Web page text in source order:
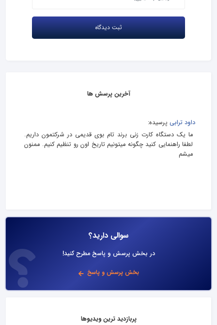
آخرین پرسش ها
داود ترابی پرسیده:
ما یک دستگاه کارت زنی برند تام بوی قدیمی در شرکتمون داریم.
لطفا راهنمایی کنید چگونه میتونیم تاریخ اون رو تنظیم کنیم. ممنون
میشم
سوالی دارید؟
در بخش پرسش و پاسخ مطرح کنید!
بخش پرسش و پاسخ
پربازدید ترین ویدیوها